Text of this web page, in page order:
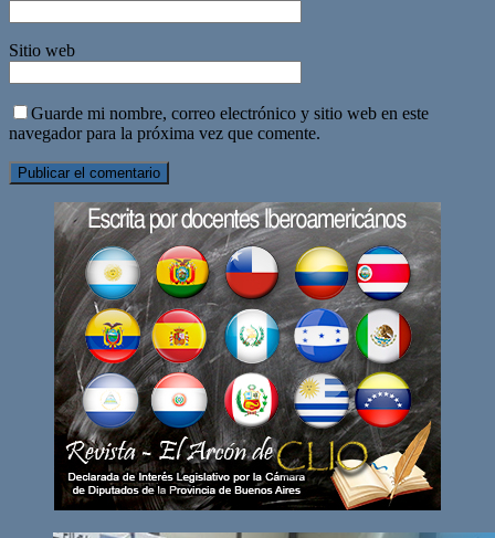
Sitio web
Guarde mi nombre, correo electrónico y sitio web en este
navegador para la próxima vez que comente.